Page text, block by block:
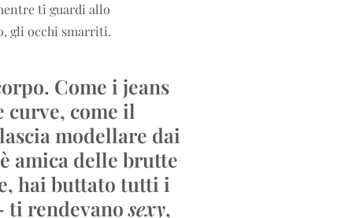
ti guardi allo
gli occhi smarriti.
Come i jeans
curve, come il
modellare dai
amica delle brutte
hai buttato tutti i
ti rendevanosexy,